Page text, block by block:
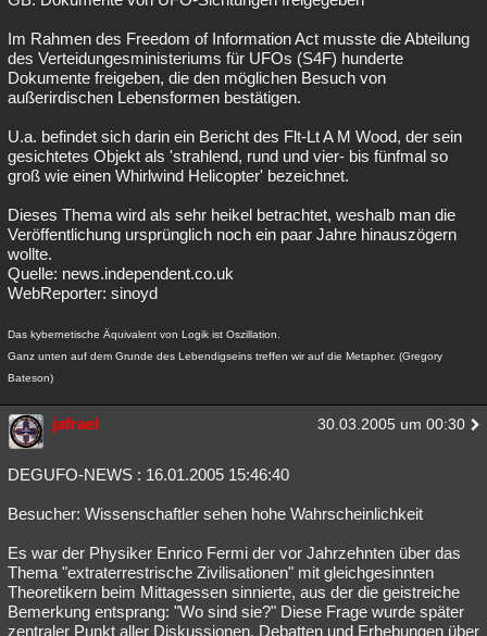
Im Rahmen des Freedom of Information Act musste die Abteilung
des Verteidungesministeriums für UFOs (S4F) hunderte
Dokumente freigeben, die den möglichen Besuch von
außerirdischen Lebensformen bestätigen.
U.a. befindet sich darin ein Bericht des Flt-Lt A M Wood, der sein
gesichtetes Objekt als 'strahlend, rund und vier- bis fünfmal so
groß wie einen Whirlwind Helicopter' bezeichnet.
Dieses Thema wird als sehr heikel betrachtet, weshalb man die
Veröffentlichung ursprünglich noch ein paar Jahre hinauszögern
wollte.
Quelle: news.independent.co.uk
WebReporter: sinoyd
Das kybernetische Äquivalent von Logik ist Oszillation.
Ganz unten auf dem Grunde des Lebendigseins treffen wir auf die Metapher. (Gregory
Bateson)
jafrael 30.03.2005 um 00:30
DEGUFO-NEWS : 16.01.2005 15:46:40
Besucher: Wissenschaftler sehen hohe Wahrscheinlichkeit
Es war der Physiker Enrico Fermi der vor Jahrzehnten über das
Thema "extraterrestrische Zivilisationen" mit gleichgesinnten
Theoretikern beim Mittagessen sinnierte, aus der die geistreiche
Bemerkung entsprang: "Wo sind sie?" Diese Frage wurde später
zentraler Punkt aller Diskussionen, Debatten und Erhebungen über